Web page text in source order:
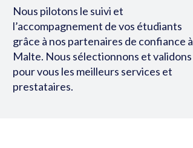
Nous pilotons le suivi et
l’accompagnement de vos étudiants
grâce à nos partenaires de confiance à
Malte. Nous sélectionnons et validons
pour vous les meilleurs services et
prestataires.